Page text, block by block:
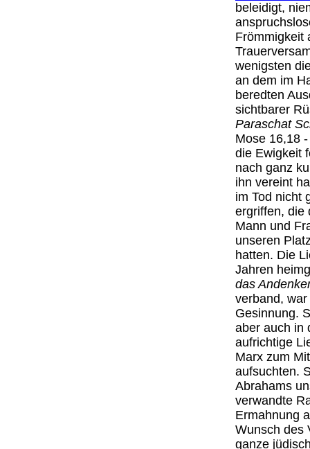
beleidigt,
Frömmigkeit
wenigsten
an dem im
beredten
sichtbarer
Paraschat
Mose 16,18
die Ewigkeit
nach ganz
ihn vereint
im Tod nicht
ergriffen, die
Mann und
unseren
hatten. Die
Jahren
das
verband,
Gesinnung.
aber auch in
aufrichtige
Marx zum
aufsuchten.
Abrahams
verwandte
Ermahnung
Wunsch des
ganze